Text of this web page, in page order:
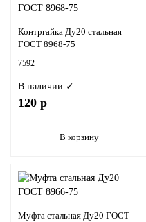
Контргайка Ду20 стальная
ГОСТ 8968-75
7592
В наличии ✓
120 р
В корзину
Муфта стальная Ду20 ГОСТ